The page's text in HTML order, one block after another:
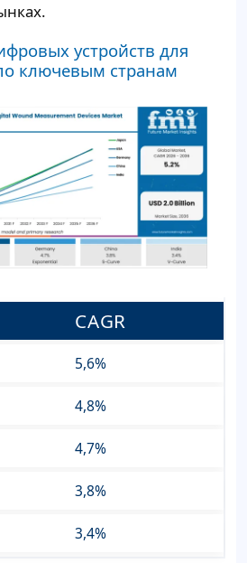
устройств для
ключевым странам
CAGR
5,6%
4,8%
4,7%
3,8%
3,4%